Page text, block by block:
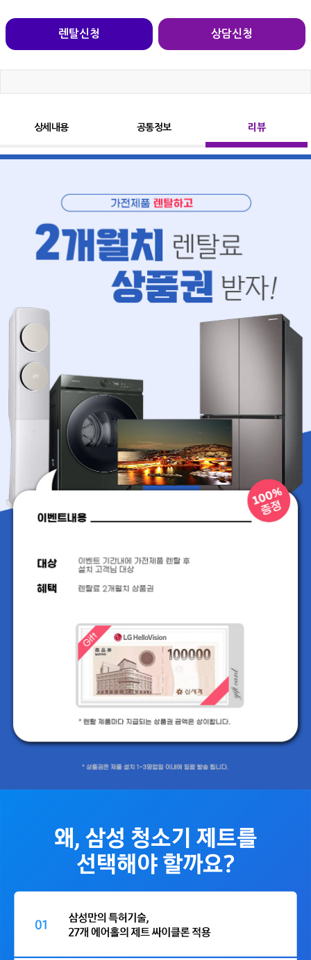
렌탈신청 상담신청
상세내용 공통정보 리뷰